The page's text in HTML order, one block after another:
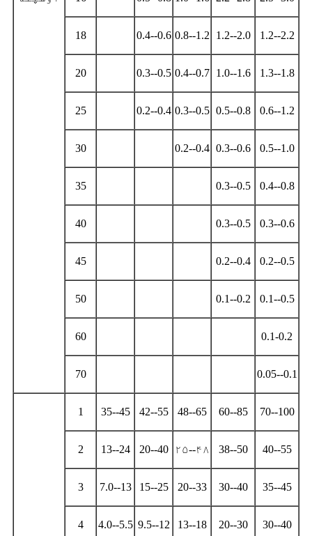
18 0.4--0.6 0.8--1.2 1.2--2.0 1.2--2.2
20 0.3--0.5 0.4--0.7 1.0--1.6 1.3--1.8
25 0.2--0.4 0.3--0.5 0.5--0.8 0.6--1.2
30 0.2--0.4 0.3--0.6 0.5--1.0
35 0.3--0.5 0.4--0.8
40 0.3--0.5 0.3--0.6
45 0.2--0.4 0.2--0.5
50 0.1--0.2 0.1--0.5
60 0.1-0.2
70 0.05--0.1
1 35--45 42--55 48--65 60--85 70--100
2 13--24 20--40 ۲۵--۴۸ 38--50 40--55
3 7.0--13 15--25 20--33 30--40 35--45
4 4.0--5.5 9.5--12 13--18 20--30 30--40